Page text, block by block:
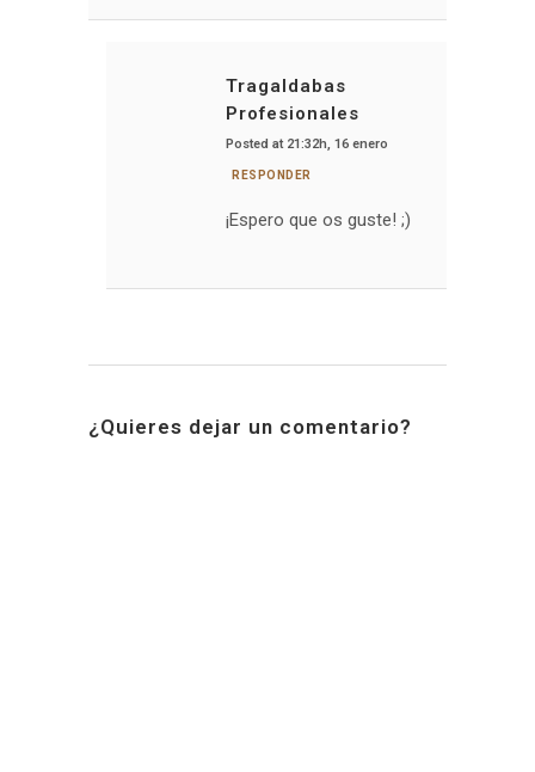
Tragaldabas
Profesionales
Posted at 21:32h, 16 enero
RESPONDER
¡Espero que os guste! ;)
¿Quieres dejar un comentario?